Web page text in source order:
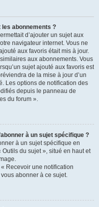
abonnements ?
d’ajouter un sujet aux
navigateur internet. Vous ne
aux favoris était mis à jour.
aux abonnements. Vous
sujet ajouté aux favoris est
de la mise à jour d’un
Les options de notification des
depuis le panneau de
du forum ».
à un sujet spécifique ?
à un sujet spécifique en
du sujet », situé en haut et
Recevoir une notification
abonner à ce sujet.